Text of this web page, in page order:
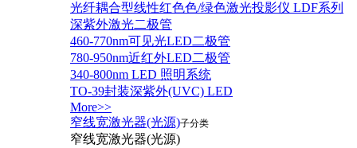
光纤耦合型线性红色色/绿色激光投影仪 LDF系列
深紫外激光二极管
460-770nm可见光LED二极管
780-950nm近红外LED二极管
340-800nm LED 照明系统
TO-39封装深紫外(UVC) LED
More>>
窄线宽激光器(光源)子分类
窄线宽激光器(光源)